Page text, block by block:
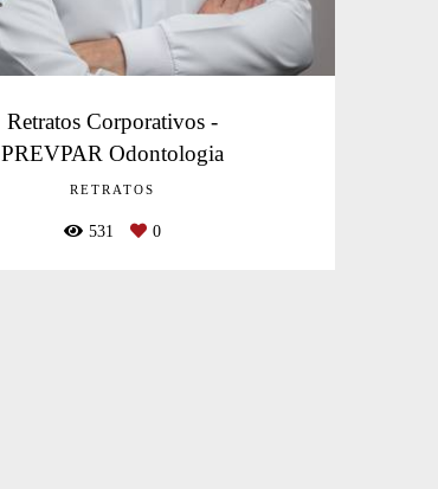
Retratos Corporativos -
PREVPAR Odontologia
RETRATOS
531 0